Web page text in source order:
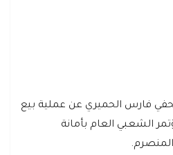
فارس الحميري عن عملية بيع
الشعبي العام بأمانة